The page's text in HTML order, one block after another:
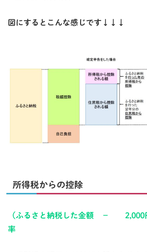
図にするとこんな感じです↓↓↓
所得税からの控除
（ふるさと納税した金額 －
率